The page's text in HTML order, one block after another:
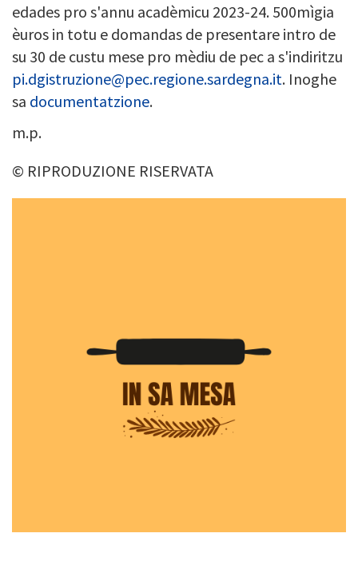
edades pro s'annu acadèmicu 2023-24. 500mìgia
èuros in totu e domandas de presentare intro de
su 30 de custu mese pro mèdiu de pec a s'indiritzu
pi.dgistruzione@pec.regione.sardegna.it. Inoghe
sa documentatzione.
m.p.
© RIPRODUZIONE RISERVATA